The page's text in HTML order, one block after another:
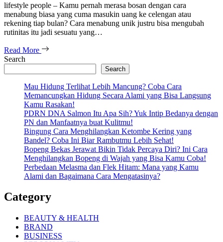
lifestyle people – Kamu pernah merasa bosan dengan cara
menabung biasa yang cuma masukin uang ke celengan atau
rekening tiap bulan? Cara menabung unik justru bisa mengubah
rutinitas itu jadi sesuatu yang…
Read More
Search
Search
Mau Hidung Terlihat Lebih Mancung? Coba Cara
Memancungkan Hidung Secara Alami yang Bisa Langsung
Kamu Rasakan!
PDRN DNA Salmon Itu Apa Sih? Yuk Intip Bedanya dengan
PN dan Manfaatnya buat Kulitmu!
Bingung Cara Menghilangkan Ketombe Kering yang
Bandel? Coba Ini Biar Rambutmu Lebih Sehat!
Bopeng Bekas Jerawat Bikin Tidak Percaya Diri? Ini Cara
Menghilangkan Bopeng di Wajah yang Bisa Kamu Coba!
Perbedaan Melasma dan Flek Hitam: Mana yang Kamu
Alami dan Bagaimana Cara Mengatasinya?
Category
BEAUTY & HEALTH
BRAND
BUSINESS